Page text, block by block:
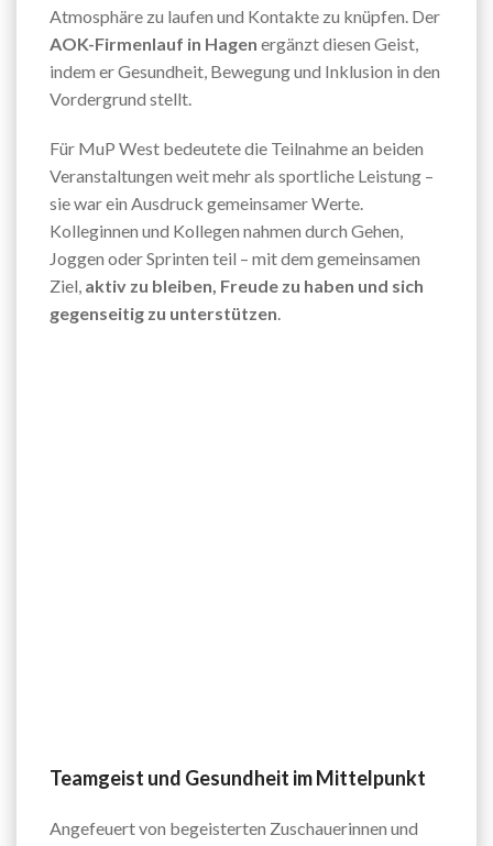
Atmosphäre zu laufen und Kontakte zu knüpfen. Der
AOK-Firmenlauf in Hagen ergänzt diesen Geist,
indem er Gesundheit, Bewegung und Inklusion in den
Vordergrund stellt.
Für MuP West bedeutete die Teilnahme an beiden
Veranstaltungen weit mehr als sportliche Leistung –
sie war ein Ausdruck gemeinsamer Werte.
Kolleginnen und Kollegen nahmen durch Gehen,
Joggen oder Sprinten teil – mit dem gemeinsamen
Ziel, aktiv zu bleiben, Freude zu haben und sich
gegenseitig zu unterstützen.
Teamgeist und Gesundheit im Mittelpunkt
Angefeuert von begeisterten Zuschauerinnen und